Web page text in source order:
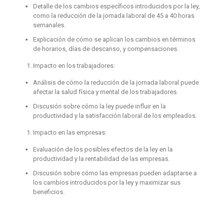
Detalle de los cambios específicos introducidos por la ley,
como la reducción de la jornada laboral de 45 a 40 horas
semanales.
Explicación de cómo se aplican los cambios en términos
de horarios, días de descanso, y compensaciones.
Impacto en los trabajadores:
Análisis de cómo la reducción de la jornada laboral puede
afectar la salud física y mental de los trabajadores.
Discusión sobre cómo la ley puede influir en la
productividad y la satisfacción laboral de los empleados.
Impacto en las empresas:
Evaluación de los posibles efectos de la ley en la
productividad y la rentabilidad de las empresas.
Discusión sobre cómo las empresas pueden adaptarse a
los cambios introducidos por la ley y maximizar sus
beneficios.